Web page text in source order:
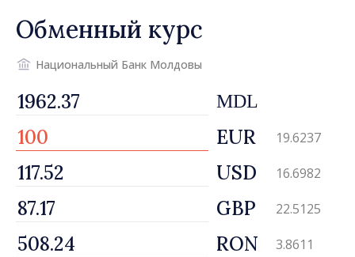
Обменный курс
Национальный Банк Молдовы
MDL
EUR 19.6237
USD 16.6982
GBP 22.5125
RON 3.8611